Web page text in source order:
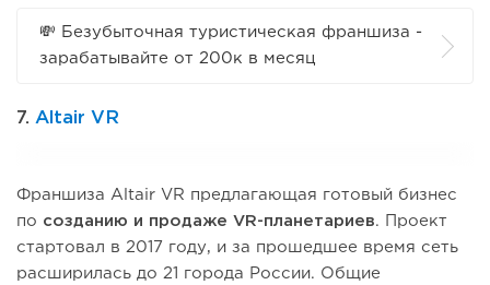
💸 Безубыточная туристическая франшиза -
зарабатывайте от 200к в месяц
7. Altair VR
Франшиза Altair VR предлагающая готовый бизнес
по созданию и продаже VR-планетариев. Проект
стартовал в 2017 году, и за прошедшее время сеть
расширилась до 21 города России. Общие